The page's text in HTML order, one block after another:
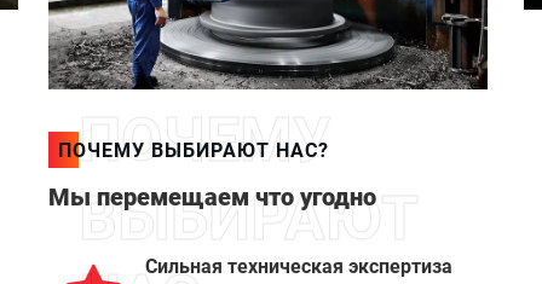
ПОЧЕМУ ВЫБИРАЮТ НАС?
Мы перемещаем что угодно
ПОЧЕМУ
ВЫБИРАЮТ
Сильная техническая экспертиза